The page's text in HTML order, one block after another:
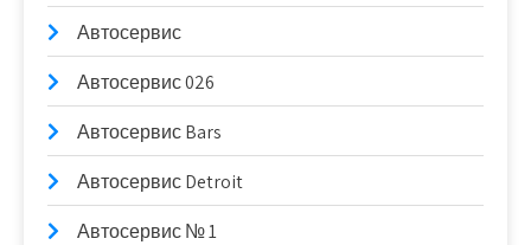
Автосервис
Автосервис 026
Автосервис Bars
Автосервис Detroit
Автосервис № 1